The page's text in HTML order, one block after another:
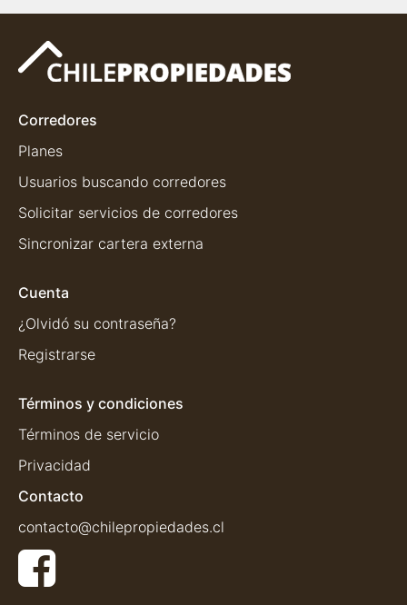
Corredores
Planes
Usuarios buscando corredores
Solicitar servicios de corredores
Sincronizar cartera externa
Cuenta
¿Olvidó su contraseña?
Registrarse
Términos y condiciones
Términos de servicio
Privacidad
Contacto
contacto@chilepropiedades.cl